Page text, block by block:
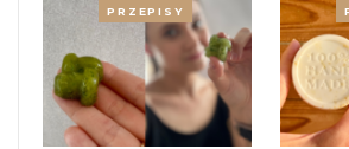
PRZEPISY